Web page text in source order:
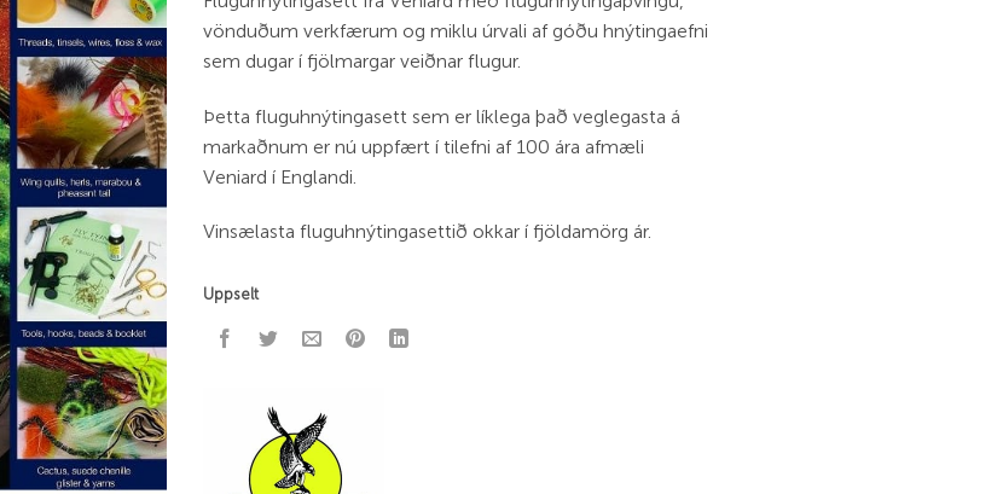
vönduðum verkfærum og miklu úrvali af góðu hnýtingaefni
sem dugar í fjölmargar veiðnar flugur.
Þetta fluguhnýtingasett sem er líklega það veglegasta á
markaðnum er nú uppfært í tilefni af 100 ára afmæli
Veniard í Englandi.
Vinsælasta fluguhnýtingasettið okkar í fjöldamörg ár.
Uppselt